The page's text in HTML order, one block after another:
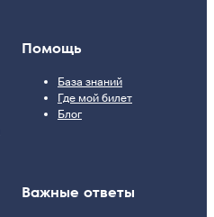
Помощь
База знаний
Где мой билет
Блог
Важные ответы